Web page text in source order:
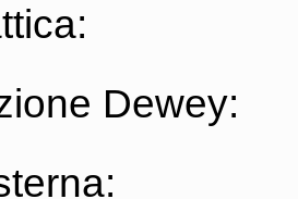
Dewey: